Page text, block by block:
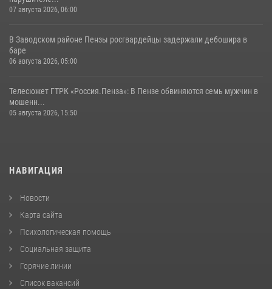
07 августа 2026, 06:00
В Заводском районе Пензы росгвардейцы задержали дебошира в
баре
06 августа 2026, 05:00
Телесюжет ГТРК «Россия.Пенза»: В Пензе обвиняются семь мужчин в
мошенн...
05 августа 2026, 15:50
НАВИГАЦИЯ
Новости
Карта сайта
Психологическая помощь
Социальная защита
Горячие линии
Список вакансий